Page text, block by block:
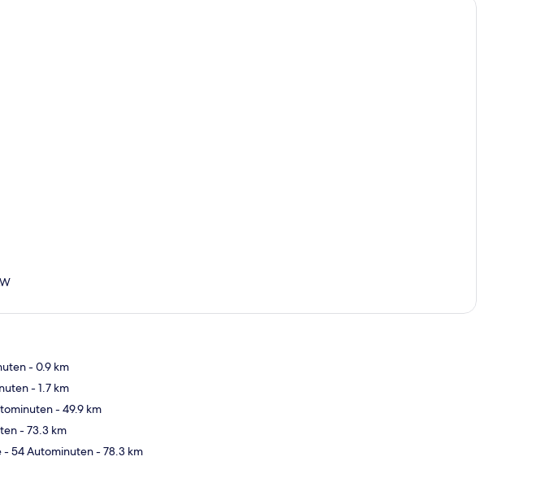
- 0.9 km
- 1.7 km
- 49.9 km
- 73.3 km
- 54 Autominuten- 78.3 km